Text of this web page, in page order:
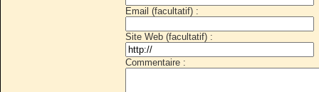
Email (facultatif) :
Site Web (facultatif) :
Commentaire :